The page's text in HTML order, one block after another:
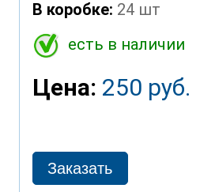
В коробке: 24 шт
есть в наличии
Цена: 250 руб.